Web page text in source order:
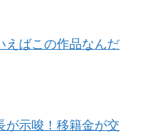
えばこの作品なんだ
が示唆！移籍金が交